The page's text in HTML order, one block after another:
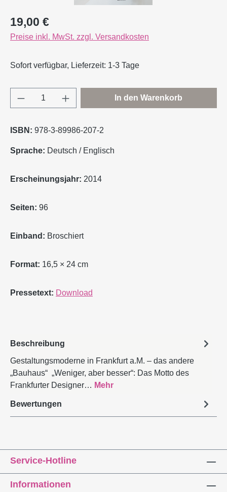
Regulärer Preis:
19,00 €
Preise inkl. MwSt. zzgl. Versandkosten
Sofort verfügbar, Lieferzeit: 1-3 Tage
Produkt Anzahl: Gib den gewünschten
In den Warenkorb
ISBN: 978-3-89986-207-2
Sprache: Deutsch / Englisch
Erscheinungsjahr: 2014
Seiten: 96
Einband: Broschiert
Format: 16,5 × 24 cm
Pressetext: Download
Beschreibung
Gestaltungsmoderne in Frankfurt a.M. – das andere
„Bauhaus“ „Weniger, aber besser“: Das Motto des
Frankfurter Designer… Mehr
Bewertungen
Service-Hotline
Informationen